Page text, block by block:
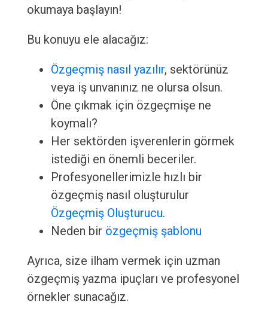
okumaya başlayın!
Bu konuyu ele alacağız:
Özgeçmiş nasıl yazılır, sektörünüz
veya iş unvanınız ne olursa olsun.
Öne çıkmak için özgeçmişe ne
koymalı?
Her sektörden işverenlerin görmek
istediği en önemli beceriler.
Profesyonellerimizle hızlı bir
özgeçmiş nasıl oluşturulur
Özgeçmiş Oluşturucu.
Neden bir özgeçmiş şablonu
Ayrıca, size ilham vermek için uzman
özgeçmiş yazma ipuçları ve profesyonel
örnekler sunacağız.